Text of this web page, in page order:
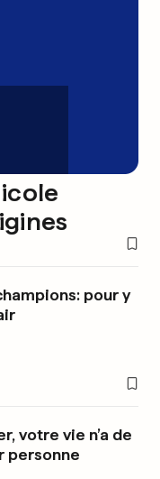
pour y
votre vie n’a de
personne